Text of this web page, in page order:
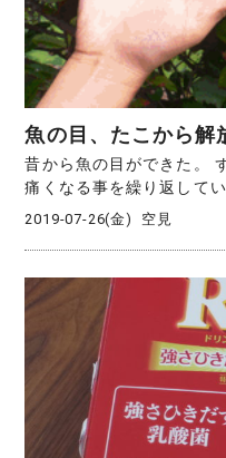
魚の目、たこから解
昔から魚の目ができた。
痛くなる事を繰り返して
2019-07-26(金) 空見